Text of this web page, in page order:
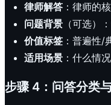
律师解答 ：律师的
问题背景 （可选）
价值标签 ：普遍性/
适用场景 ：什么情
步骤 4：问答分类